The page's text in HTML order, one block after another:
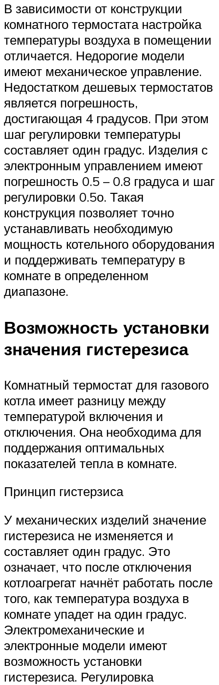
В зависимости от конструкции
комнатного термостата настройка
температуры воздуха в помещении
отличается. Недорогие модели
имеют механическое управление.
Недостатком дешевых термостатов
является погрешность,
достигающая 4 градусов. При этом
шаг регулировки температуры
составляет один градус. Изделия с
электронным управлением имеют
погрешность 0.5 – 0.8 градуса и шаг
регулировки 0.5о. Такая
конструкция позволяет точно
устанавливать необходимую
мощность котельного оборудования
и поддерживать температуру в
комнате в определенном
диапазоне.
Возможность установки
значения гистерезиса
Комнатный термостат для газового
котла имеет разницу между
температурой включения и
отключения. Она необходима для
поддержания оптимальных
показателей тепла в комнате.
Принцип гистерзиса
У механических изделий значение
гистерезиса не изменяется и
составляет один градус. Это
означает, что после отключения
котлоагрегат начнёт работать после
того, как температура воздуха в
комнате упадет на один градус.
Электромеханические и
электронные модели имеют
возможность установки
гистерезиса. Регулировка